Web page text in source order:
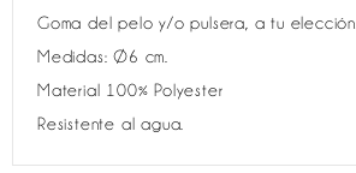
Goma del pelo y/o pulsera, a tu elección.
Medidas: Ø6 cm.
Material 100% Polyester
Resistente al agua.